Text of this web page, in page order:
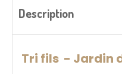
Description
Tri fils - Jardin